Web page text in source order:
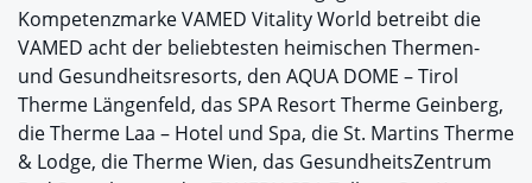
Kompetenzmarke VAMED Vitality World betreibt die
VAMED acht der beliebtesten heimischen Thermen-
und Gesundheitsresorts, den AQUA DOME – Tirol
Therme Längenfeld, das SPA Resort Therme Geinberg,
die Therme Laa – Hotel und Spa, die St. Martins Therme
& Lodge, die Therme Wien, das GesundheitsZentrum